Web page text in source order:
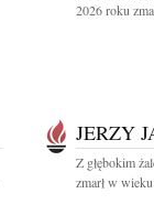
2026 roku
JERZY
Z głębokim
zmarł w